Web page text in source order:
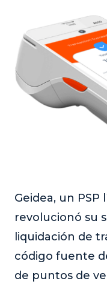
Geidea, un
revolucionó su
liquidación de
código fuente
de puntos de